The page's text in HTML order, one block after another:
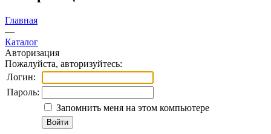
Главная
—
Каталог
Авторизация
Пожалуйста, авторизуйтесь:
Логин:
Пароль:
Запомнить меня на этом компьютере